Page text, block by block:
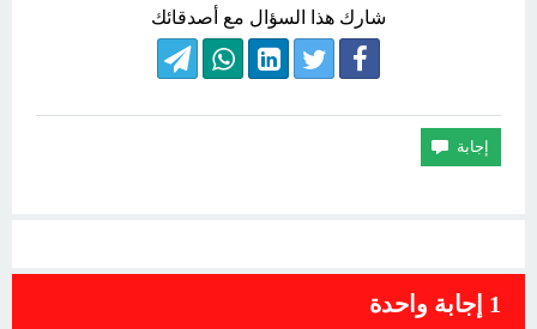
شارك هذا السؤال مع أصدقائك
1 إجابة واحدة